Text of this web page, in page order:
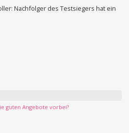
Nachfolger des Testsiegers hat ein
guten Angebote vorbei?